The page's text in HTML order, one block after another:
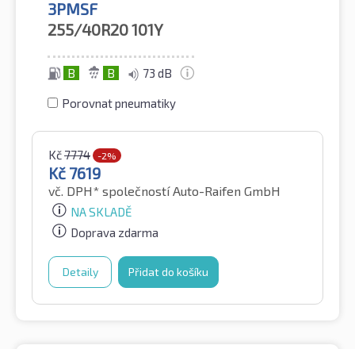
3PMSF
255/40R20101Y
B B 73 dB
Porovnat pneumatiky
Kč7774 -2%
Kč 7619
vč. DPH* společností Auto-Raifen GmbH
NA SKLADĚ
Doprava zdarma
Detaily Přidat do košíku